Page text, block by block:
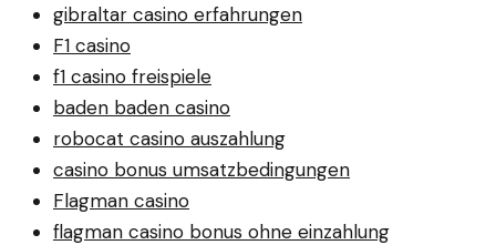
gibraltar casino erfahrungen
F1 casino
f1 casino freispiele
baden baden casino
robocat casino auszahlung
casino bonus umsatzbedingungen
Flagman casino
flagman casino bonus ohne einzahlung